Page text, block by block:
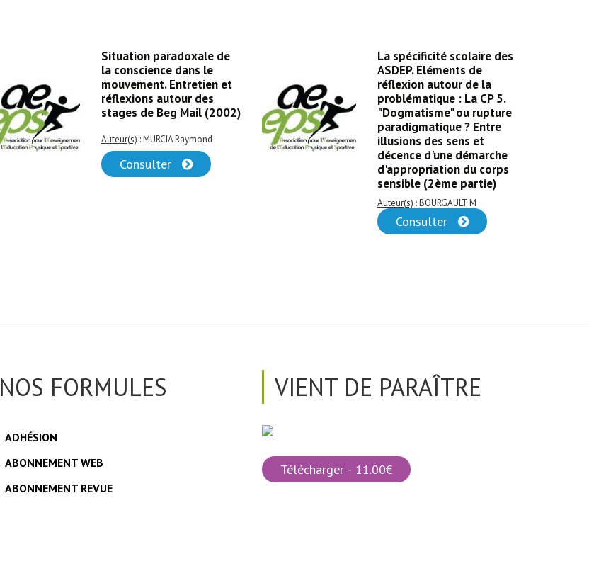
Situation paradoxale de
la conscience dans le
mouvement. Entretien et
réflexions autour des
stages de Beg Mail (2002)
Auteur(s) : MURCIA Raymond
Consulter
La spécificité scolaire des
ASDEP. Eléments de
réflexion autour de la
problématique : La CP 5.
"Dogmatisme" ou rupture
paradigmatique ? Entre
illusions des sens et
décence d'une démarche
d'appropriation du corps
sensible (2ème partie)
Auteur(s) : BOURGAULT M
Consulter
NOS FORMULES
ADHÉSION
ABONNEMENT WEB
ABONNEMENT REVUE
VIENT DE PARAÎTRE
Télécharger - 11.00€